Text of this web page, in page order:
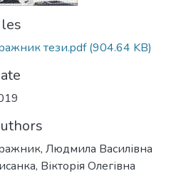
тези.pdf(904.64 KB)
Людмила Василівна
Вікторія Олегівна